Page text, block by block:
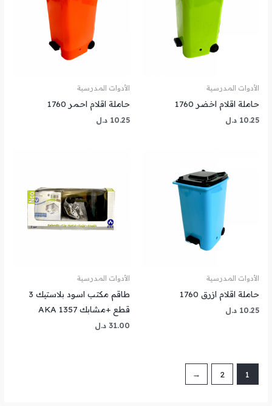
الأدوات المدرسية
حاملة اقلام اخضر 1760
10.25 د.ل
الأدوات المدرسية
حاملة اقلام احمر 1760
10.25 د.ل
الأدوات المدرسية
حاملة اقلام ازرق 1760
10.25 د.ل
الأدوات المدرسية
طاقم مكتب اسود بلاستيك 3
قطع +مشابك AKA 1357
31.00 د.ل
1
2
←